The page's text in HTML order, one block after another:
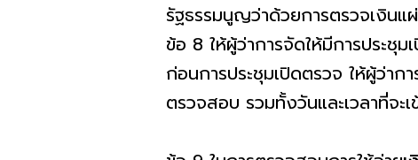
รัฐธรรมนูญว่าด้วยการตรวจเงิน
ข้อ 8 ให้ผู้ว่าการจัดให้มีการประชุ
ก่อนการประชุมเปิดตรวจ ให้ผู้ว่า
ตรวจสอบ รวมทั้งวันและเวลาที่จะ